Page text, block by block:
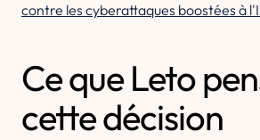
contre les cyberattaques boostées à
Ce que Leto
cette décision